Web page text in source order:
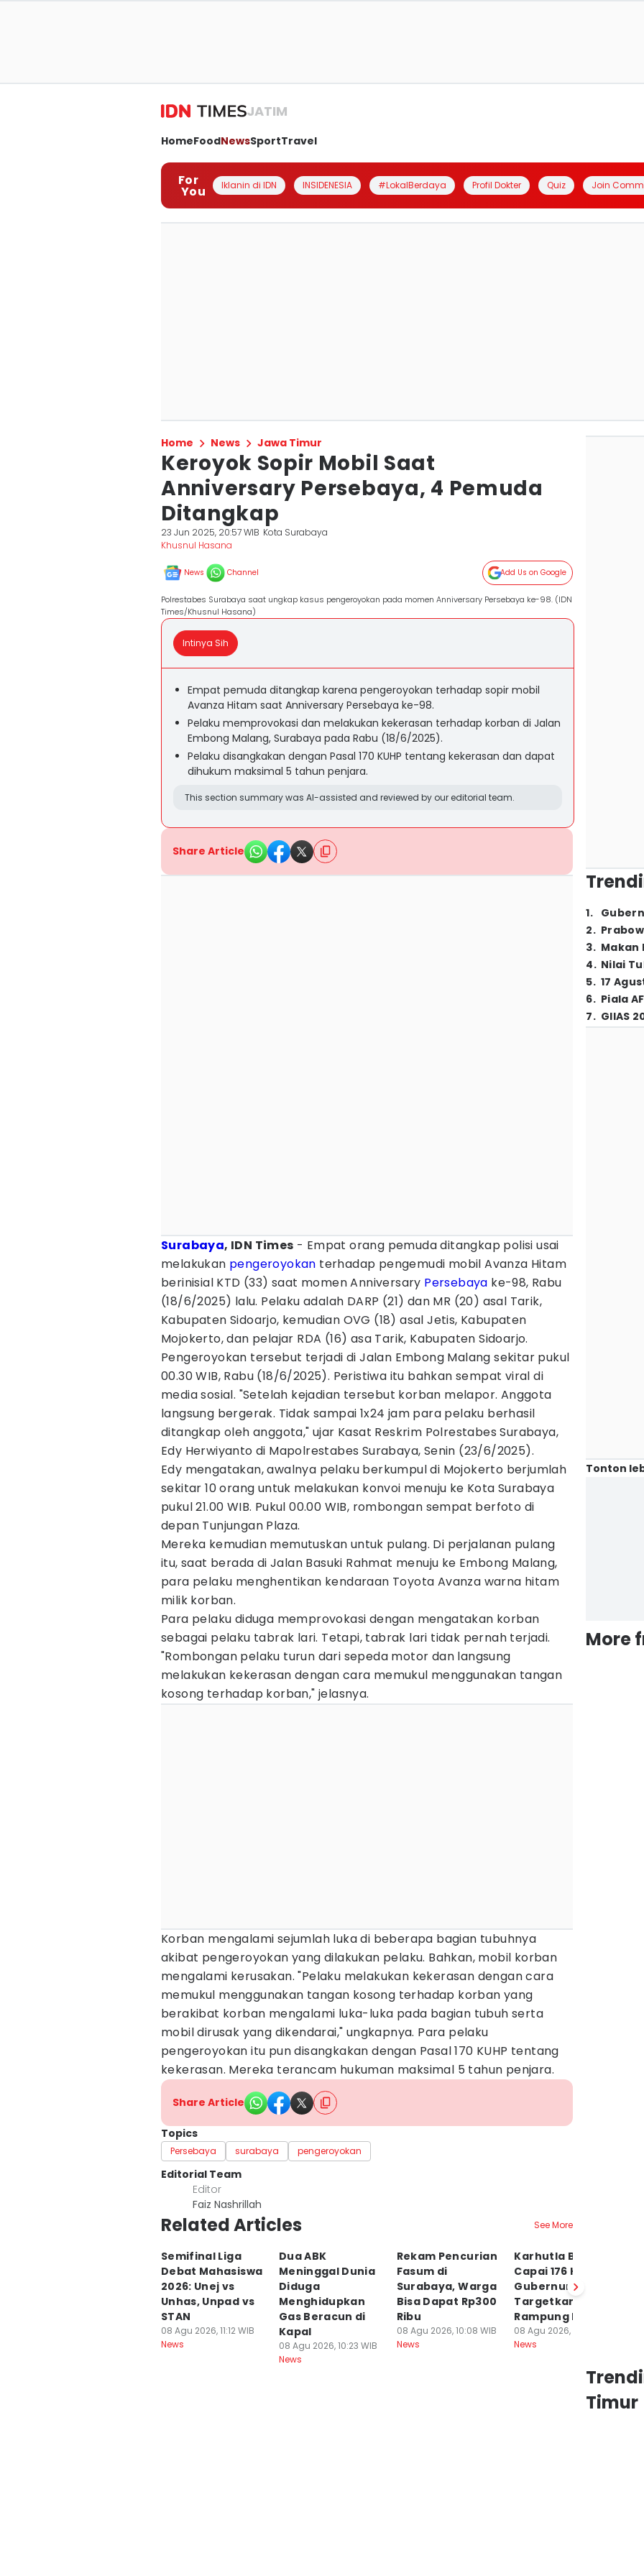
JATIM
HomeFoodNewsSportTravel
For
You Iklanin di IDN INSIDENESIA #LokalBerdaya Profil Dokter Quiz Join
Home News Jawa Timur
Keroyok Sopir Mobil Saat
Anniversary Persebaya, 4 Pemuda
Ditangkap
23 Jun 2025, 20:57 WIB Kota Surabaya
Khusnul Hasana
News Channel Add Us on Google
Polrestabes Surabaya saat ungkap kasus pengeroyokan pada momen Anniversary Persebaya ke-98. (IDN
Times/Khusnul Hasana)
Intinya Sih
Empat pemuda ditangkap karena pengeroyokan terhadap sopir mobil
Avanza Hitam saat Anniversary Persebaya ke-98.
Pelaku memprovokasi dan melakukan kekerasan terhadap korban di Jalan
Embong Malang, Surabaya pada Rabu (18/6/2025).
Pelaku disangkakan dengan Pasal 170 KUHP tentang kekerasan dan dapat
dihukum maksimal 5 tahun penjara.
This section summary was AI-assisted and reviewed by our editorial team.
Share Article
Surabaya, IDN Times - Empat orang pemuda ditangkap polisi usai
melakukan pengeroyokan terhadap pengemudi mobil Avanza Hitam
berinisial KTD (33) saat momen Anniversary Persebaya ke-98, Rabu
(18/6/2025) lalu. Pelaku adalah DARP (21) dan MR (20) asal Tarik,
Kabupaten Sidoarjo, kemudian OVG (18) asal Jetis, Kabupaten
Mojokerto, dan pelajar RDA (16) asa Tarik, Kabupaten Sidoarjo.
Pengeroyokan tersebut terjadi di Jalan Embong Malang sekitar pukul
00.30 WIB, Rabu (18/6/2025). Peristiwa itu bahkan sempat viral di
media sosial. "Setelah kejadian tersebut korban melapor. Anggota
langsung bergerak. Tidak sampai 1x24 jam para pelaku berhasil
ditangkap oleh anggota," ujar Kasat Reskrim Polrestabes Surabaya,
Edy Herwiyanto di Mapolrestabes Surabaya, Senin (23/6/2025).
Edy mengatakan, awalnya pelaku berkumpul di Mojokerto berjumlah
sekitar 10 orang untuk melakukan konvoi menuju ke Kota Surabaya
pukul 21.00 WIB. Pukul 00.00 WIB, rombongan sempat berfoto di
depan Tunjungan Plaza.
Mereka kemudian memutuskan untuk pulang. Di perjalanan pulang
itu, saat berada di Jalan Basuki Rahmat menuju ke Embong Malang,
para pelaku menghentikan kendaraan Toyota Avanza warna hitam
milik korban.
Para pelaku diduga memprovokasi dengan mengatakan korban
sebagai pelaku tabrak lari. Tetapi, tabrak lari tidak pernah terjadi.
"Rombongan pelaku turun dari sepeda motor dan langsung
melakukan kekerasan dengan cara memukul menggunakan tangan
kosong terhadap korban," jelasnya.
Korban mengalami sejumlah luka di beberapa bagian tubuhnya
akibat pengeroyokan yang dilakukan pelaku. Bahkan, mobil korban
mengalami kerusakan. "Pelaku melakukan kekerasan dengan cara
memukul menggunakan tangan kosong terhadap korban yang
berakibat korban mengalami luka-luka pada bagian tubuh serta
mobil dirusak yang dikendarai," ungkapnya. Para pelaku
pengeroyokan itu pun disangkakan dengan Pasal 170 KUHP tentang
kekerasan. Mereka terancam hukuman maksimal 5 tahun penjara.
Share Article
Topics
Persebaya surabaya pengeroyokan
Editorial Team
Editor
Faiz Nashrillah
Related Articles See More
Semifinal Liga
Debat Mahasiswa
2026: Unej vs
Unhas, Unpad vs
STAN
08 Agu 2026, 11:12 WIB
News
Dua ABK
Meninggal Dunia
Diduga
Menghidupkan
Gas Beracun di
Kapal
08 Agu 2026, 10:23 WIB
News
Rekam Pencurian
Fasum di
Surabaya, Warga
Bisa Dapat Rp300
Ribu
08 Agu 2026, 10:08 WIB
News
Karhutla Bromo
Capai 176 Ha,
Gubernur
Targetkan
Rampung Hari ini
08 Agu 2026, 10:07 WIB
News
1.
2.
3. Makan
4. Nilai
5. 17
6. Piala
7. GIIAS
Tonton
More
Timur